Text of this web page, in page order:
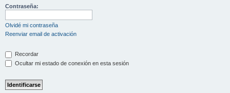
Contraseña:
Olvidé mi contraseña
Reenviar email de activación
Recordar
Ocultar mi estado de conexión en esta sesión